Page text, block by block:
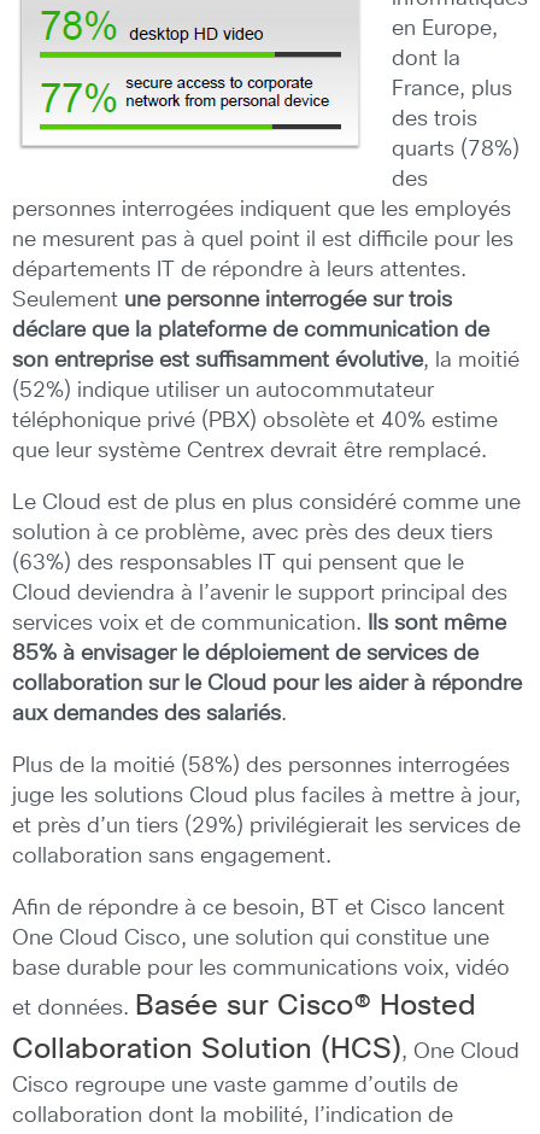
en Europe,
dont la
France, plus
des trois
quarts (78%)
des
personnes interrogées indiquent que les employés
ne mesurent pas à quel point il est difficile pour les
départements IT de répondre à leurs attentes.
Seulement une personne interrogée sur trois
déclare que la plateforme de communication de
son entreprise est suffisamment évolutive, la moitié
(52%) indique utiliser un autocommutateur
téléphonique privé (PBX) obsolète et 40% estime
que leur système Centrex devrait être remplacé.
Le Cloud est de plus en plus considéré comme une
solution à ce problème, avec près des deux tiers
(63%) des responsables IT qui pensent que le
Cloud deviendra à l’avenir le support principal des
services voix et de communication.
Ils sont même
85% à envisager le déploiement de services de
collaboration sur le Cloud pour les aider à répondre
aux demandes des salariés.
Plus de la moitié (58%) des personnes interrogées
juge les solutions Cloud plus faciles à mettre à jour,
et près d’un tiers (29%) privilégierait les services de
collaboration sans engagement.
Afin de répondre à ce besoin, BT et Cisco lancent
One Cloud Cisco, une solution qui constitue une
base durable pour les communications voix, vidéo
et données. Basée sur Cisco® Hosted
Collaboration Solution (HCS), One Cloud
Cisco regroupe une vaste gamme d’outils de
collaboration dont la mobilité, l’indication de